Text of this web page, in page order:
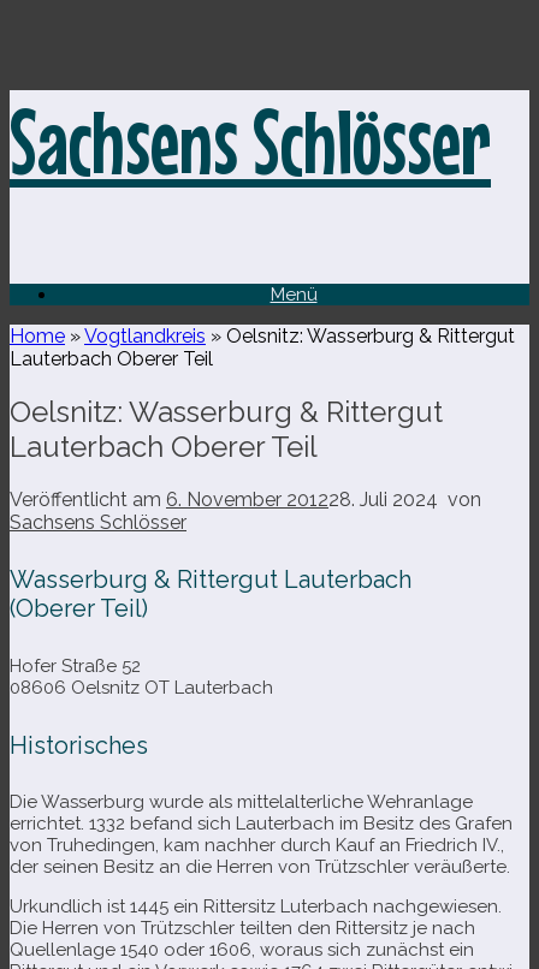
Inhalt
springen
Sachsens Schlösser
Menü
Home »Vogtlandkreis » Oelsnitz: Wasserburg & Rittergut
Lauterbach Oberer Teil
Oelsnitz: Wasserburg & Rittergut
Lauterbach Oberer Teil
Veröffentlicht am 6. November 201228. Juli 2024 von
Sachsens Schlösser
Wasserburg & Rittergut Lauterbach
(Oberer Teil)
Hofer Straße 52
08606 Oelsnitz OT Lauterbach
Historisches
Die Wasserburg wurde als mit­tel­al­ter­li­che Wehranlage
errich­tet. 1332 befand sich Lauterbach im Besitz des Grafen
von Truhedingen, kam nach­her durch Kauf an Friedrich IV.,
der sei­nen Besitz an die Herren von Trützschler veräußerte.
Urkundlich ist 1445 ein Rittersitz Luterbach nach­ge­wie­sen.
Die Herren von Trützschler teil­ten den Rittersitz je nach
Quellenlage 1540 oder 1606, wor­aus sich zunächst ein